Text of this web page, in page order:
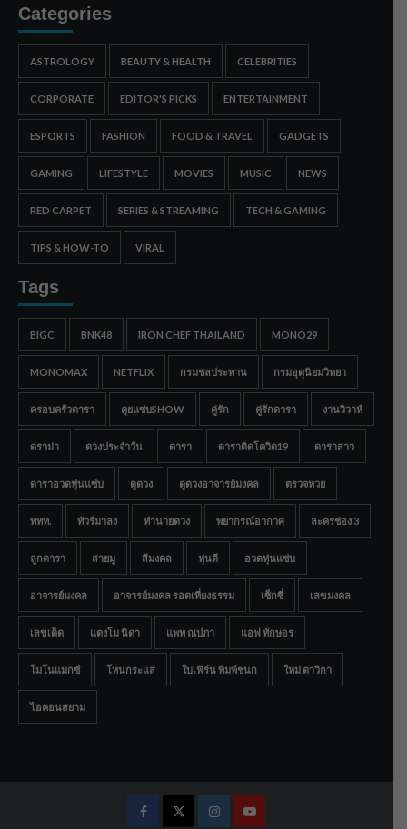
Categories
ASTROLOGY BEAUTY & HEALTH CELEBRITIES
CORPORATE EDITOR'S PICKS ENTERTAINMENT
ESPORTS FASHION FOOD & TRAVEL GADGETS
GAMING LIFESTYLE MOVIES MUSIC NEWS
RED CARPET SERIES & STREAMING TECH & GAMING
TIPS & HOW-TO VIRAL
Tags
BIGC BNK48 IRON CHEF THAILAND MONO29
MONOMAX NETFLIX กรมชลประทาน กรมอุตุนิยมวิทยา
ครอบครัวดารา คุยแซ่บSHOW คู่รัก คู่รักดารา งานวิวาห์
ดราม่า ดวงประจำวัน ดารา ดาราติดโควิด19 ดาราสาว
ดาราอวดหุ่นแซ่บ ดูดวง ดูดวงอาจารย์มงคล ตรวจหวย
ททท. ทัวร์มาลง ทำนายดวง พยากรณ์อากาศ ละครช่อง 3
ลูกดารา สายมู สีมงคล หุ่นดี อวดหุ่นแซ่บ
อาจารย์มงคล อาจารย์มงคล รอดเที่ยงธรรม เซ็กซี่ เลขมงคล
เลขเด็ด แตงโม นิดา แพท ณปภา แอฟ ทักษอร
โมโนแมกซ์ โหนกระแส ใบเฟิร์น พิมพ์ชนก ใหม่ ดาวิกา
ไอคอนสยาม
FacebookTwitterInstagramYoutube